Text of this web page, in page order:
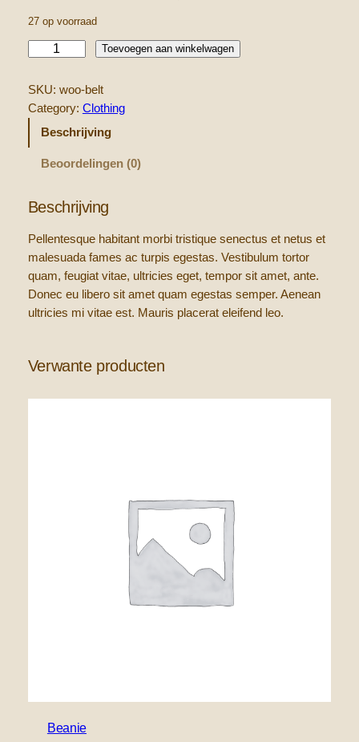
27 op voorraad
l
t
a
l
Toevoegen aan winkelwagen
SKU: woo-belt
Category: Clothing
Beschrijving
Beoordelingen (0)
Beschrijving
Pellentesque habitant morbi tristique senectus et netus et
malesuada fames ac turpis egestas. Vestibulum tortor
quam, feugiat vitae, ultricies eget, tempor sit amet, ante.
Donec eu libero sit amet quam egestas semper. Aenean
ultricies mi vitae est. Mauris placerat eleifend leo.
Verwante producten
Beanie